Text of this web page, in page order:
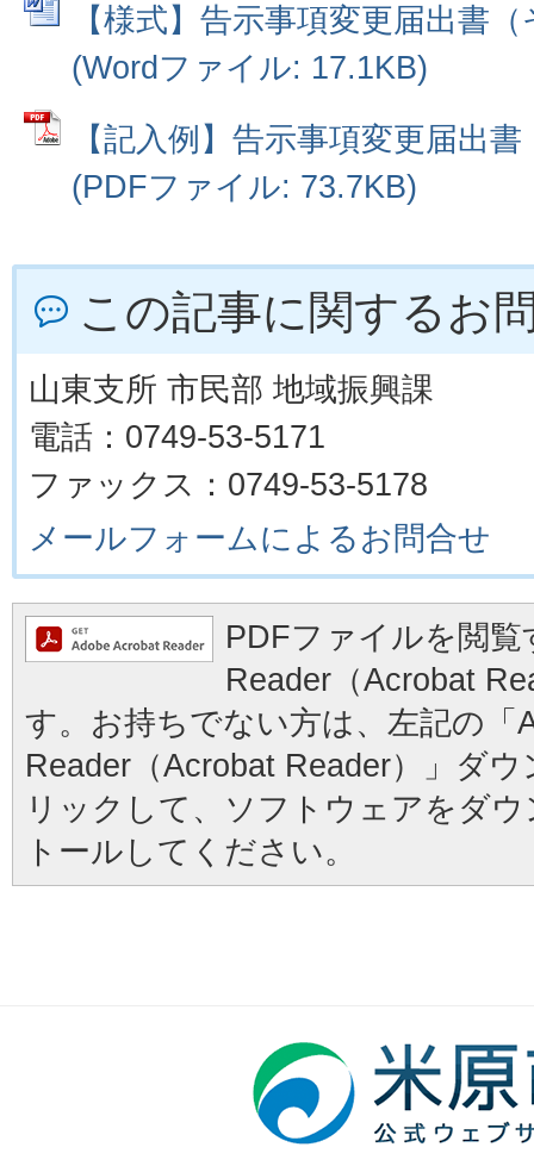
【様式】告示事項変更届出書
(Wordファイル: 17.1KB)
【記入例】告示事項変更届出
(PDFファイル: 73.7KB)
この記事に関するお
山東支所 市民部 地域振興課
電話：0749-53-5171
ファックス：0749-53-5178
メールフォームによるお問合せ
PDFファイルを閲
Reader（Acrobat
す。お持ちでない方は、左記の「
Reader（Acrobat Reader）」ダ
リックして、ソフトウェアをダ
トールしてください。